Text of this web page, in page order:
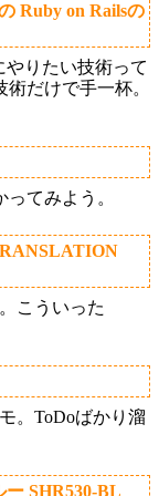
Ruby on Railsの
りたい技術って
だけで手一杯。
てみよう。
こういった
。ToDoばかり溜
SHR530-BL